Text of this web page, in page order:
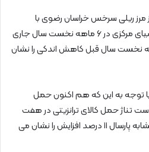
تن کالا از مرز ریلی سرخس خراسان رضوی با
ترکمنستان و دیگر کشورهای آسیای مرکزی در ۶ ماهه نخست سال جاری
نخست سال قبل کاهش اندکی را نشان
توجه به این که هم اکنون حمل
تناژ حمل کالای ترانزیتی در هفت
ماه امسال در مقایسه با مدت مشابه پارسال ۱۱ درصد افزایش را نشان می